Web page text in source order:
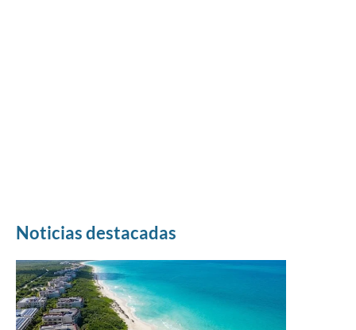
Noticias destacadas